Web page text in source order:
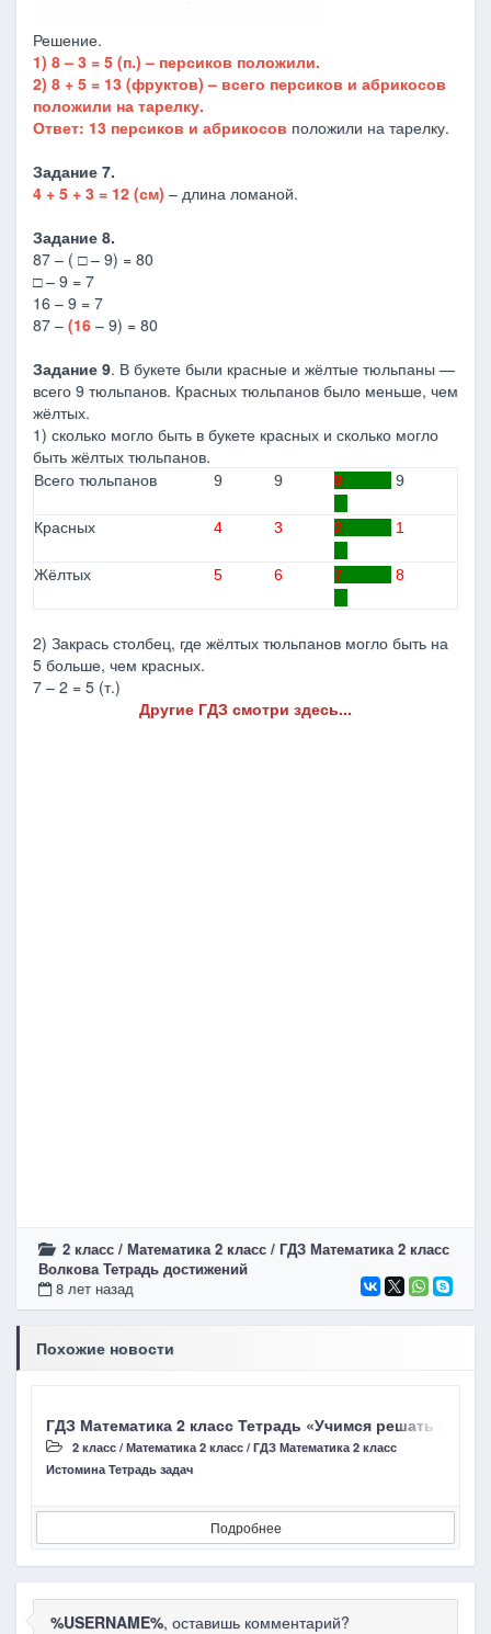
Решение.
1) 8 – 3 = 5 (п.) – персиков положили.
2) 8 + 5 = 13 (фруктов) – всего персиков и абрикосов
положили на тарелку.
Ответ: 13 персиков и абрикосов положили на тарелку.
Задание 7.
4 + 5 + 3 = 12 (см) – длина ломаной.
Задание 8.
87 – ( □ – 9) = 80
□ – 9 = 7
16 – 9 = 7
87 – (16 – 9) = 80
Задание 9. В букете были красные и жёлтые тюльпаны —
всего 9 тюльпанов. Красных тюльпанов было меньше, чем
жёлтых.
1) сколько могло быть в букете красных и сколько могло
быть жёлтых тюльпанов.
Всего тюльпанов 9 9 9 9
Красных 4 3 2 1
Жёлтых 5 6 7 8
2) Закрась столбец, где жёлтых тюльпанов могло быть на
5 больше, чем красных.
7 – 2 = 5 (т.)
Другие ГДЗ смотри здесь...
2 класс / Математика 2 класс / ГДЗ Математика 2 класс
Волкова Тетрадь достижений
8 лет назад
Похожие новости
ГДЗ Математика 2 класс Тетрадь «Учимся решать
2 класс / Математика 2 класс / ГДЗ Математика 2 класс
Истомина Тетрадь задач
Подробнее
%USERNAME%, оставишь комментарий?